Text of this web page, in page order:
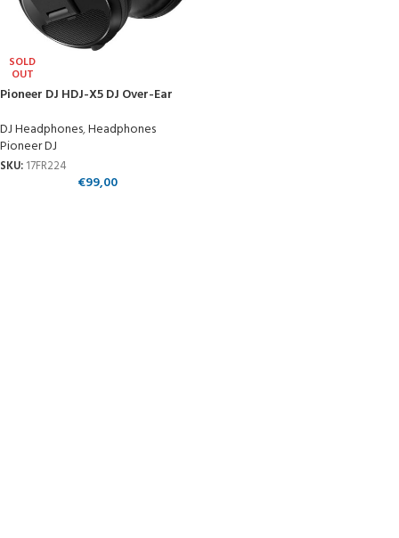
SOLD
OUT
Pioneer DJ HDJ-X5 DJ Over-Ear
DJ Headphones,Headphones
Pioneer DJ
SKU: 17FR224
€99,00